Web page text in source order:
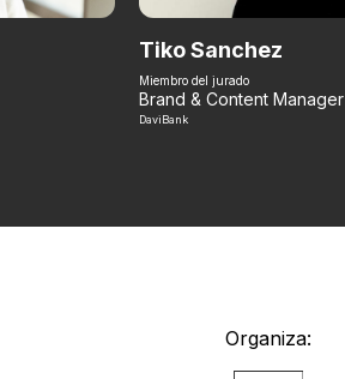
Tiko Sanchez
Miembro del jurado
Brand & Content Manager
DaviBank
Organiza: